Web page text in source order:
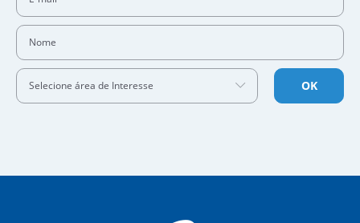
Nome
Selecione área de Interesse OK